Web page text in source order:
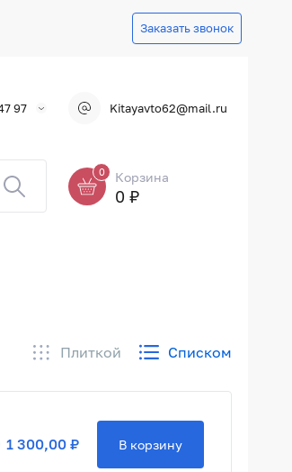
Заказать звонок
97 Kitayavto62@mail.ru
0 Корзина
0 ₽
Плиткой Списком
1 300,00 ₽ В корзину